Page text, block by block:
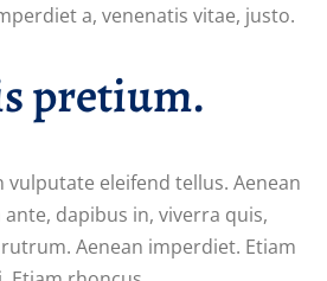
a, venenatis vitae, justo.
pretium.
eleifend tellus. Aenean
dapibus in, viverra quis,
Aenean imperdiet. Etiam